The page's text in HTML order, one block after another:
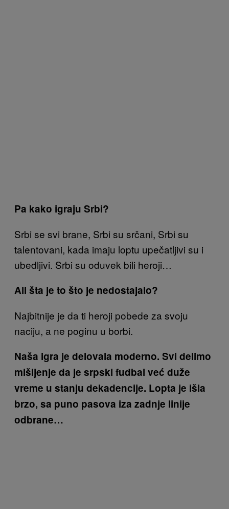
Pa kako igraju Srbi?
Srbi se svi brane, Srbi su srčani, Srbi su
talentovani, kada imaju loptu upečatljivi su i
ubedljivi. Srbi su oduvek bili heroji…
Ali šta je to što je nedostajalo?
Najbitnije je da ti heroji pobede za svoju
naciju, a ne poginu u borbi.
Naša igra je delovala moderno. Svi delimo
mišljenje da je srpski fudbal već duže
vreme u stanju dekadencije. Lopta je išla
brzo, sa puno pasova iza zadnje linije
odbrane…